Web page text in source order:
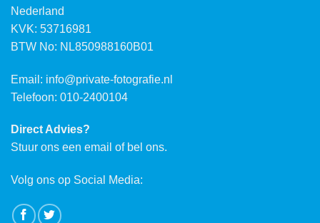
Nederland
KVK: 53716981
BTW No: NL850988160B01
Email: info@private-fotografie.nl
Telefoon: 010-2400104
Direct Advies?
Stuur ons een email of bel ons.
Volg ons op Social Media: